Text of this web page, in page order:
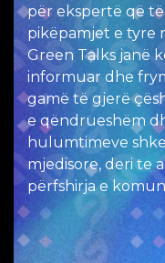
për ekspertë që
pikëpamjet e tyre
Green Talks janë
informuar dhe
gamë të gjerë
e qëndrueshëm
hulumtimeve
mjedisore, deri te
përfshirja e